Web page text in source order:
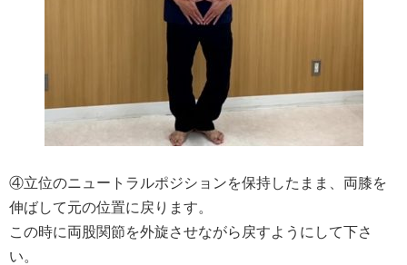
④立位のニュートラルポジションを保持したまま、両膝を
伸ばして元の位置に戻ります。
この時に両股関節を外旋させながら戻すようにして下さ
い。